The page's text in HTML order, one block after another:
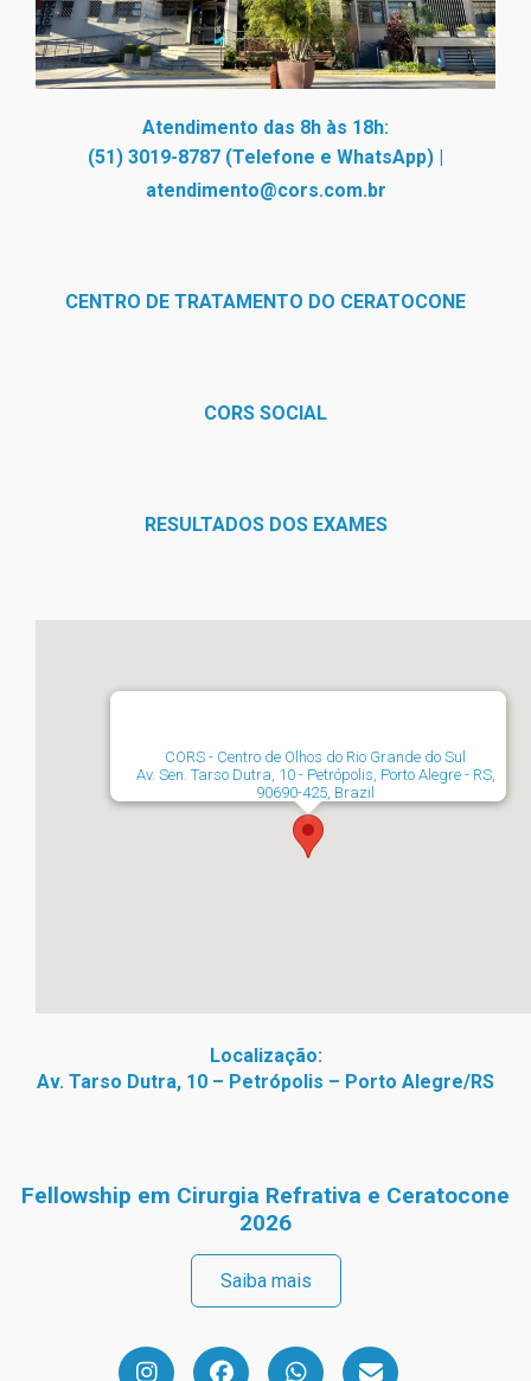
Atendimento das 8h às 18h:
(51) 3019-8787 (Telefone e WhatsApp) |
atendimento@cors.com.br
CENTRO DE TRATAMENTO DO CERATOCONE
CORS SOCIAL
RESULTADOS DOS EXAMES
CORS - Centro de Olhos do Rio Grande do Sul
Av. Sen. Tarso Dutra, 10 - Petrópolis, Porto Alegre - RS,
90690-425, Brazil
Localização:
Av. Tarso Dutra, 10 – Petrópolis – Porto Alegre/RS
Fellowship em Cirurgia Refrativa e Ceratocone
2026
Saiba mais